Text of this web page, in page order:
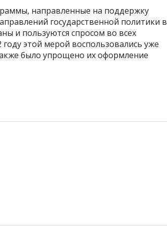
направленные на поддержку
государственной политики в
и пользуются спросом во всех
этой мерой воспользовались уже
было упрощено их оформление